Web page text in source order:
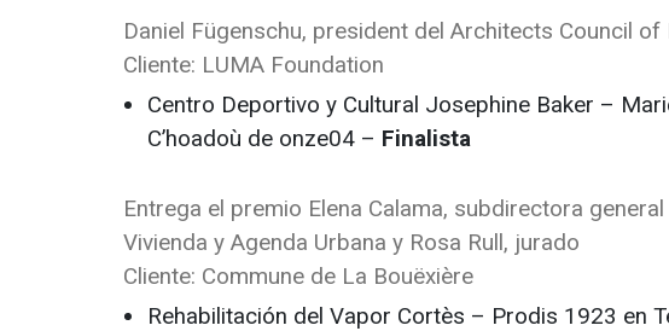
Daniel Fügenschu, president del Architects Council
Cliente: LUMA Foundation
Centro Deportivo y Cultural Josephine Baker –
C’hoadoù de onze04 – Finalista
Entrega el premio Elena Calama, subdirectora
Vivienda y Agenda Urbana y Rosa Rull, jurado
Cliente: Commune de La Bouëxière
Rehabilitación del Vapor Cortès – Prodis 1923 en